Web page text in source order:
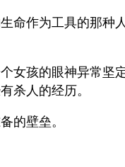
命作为工具的那种
女孩的眼神异常坚
杀人的经历。
的壁垒。